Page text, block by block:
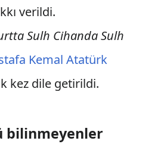
verildi.
Sulh Cihanda Sulh
Kemal Atatürk
kez dile getirildi.
bilinmeyenler